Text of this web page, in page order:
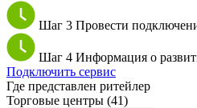
Шаг 3 Провести
Шаг 4 Информация о
Подключить сервис
Где представлен ритейлер
Торговые центры (41)